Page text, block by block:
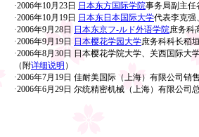
·2006年10月23日 日本东方国际学院事务局副主任
·2006年10月19日 日本东日本国际大学代表李克强
·2006年9月28日 日本东京フ‐ルド外语学院庶务科
·2006年9月19日 日本樱花学园大学庶务科科长稻
·2006年8月30日 日本樱花学院大学、关西国际
（附详细说明 ）
·2006年7月19日 佳耐美国际（上海）有限公司
·2006年6月29日 尔统精密机械（上海）有限公